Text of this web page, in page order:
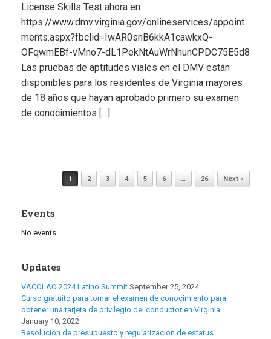
License Skills Test ahora en
https://www.dmv.virginia.gov/onlineservices/appoint
ments.aspx?fbclid=IwAR0snB6kkA1cawkxQ-
OFqwmEBf-vMno7-dL1PekNtAuWrNhunCPDC75E5d8
Las pruebas de aptitudes viales en el DMV están
disponibles para los residentes de Virginia mayores
de 18 años que hayan aprobado primero su examen
de conocimientos […]
Post navigation
1 2 3 4 5 6 … 26 Next »
Events
No events
Updates
VACOLAO 2024 Latino Summit September 25, 2024
Curso gratuito para tomar el examen de conocimiento para
obtener una tarjeta de privilegio del conductor en Virginia.
January 10, 2022
Resolucion de presupuesto y regularizacion de estatus